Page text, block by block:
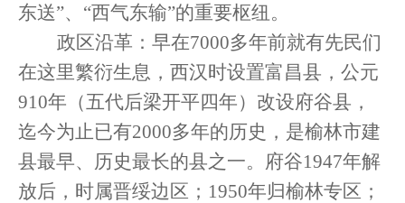
东送”、“西气东输”的重要枢纽。
政区沿革：早在7000多年前就有先民们
在这里繁衍生息，西汉时设置富昌县，公元
910年（五代后梁开平四年）改设府谷县，
迄今为止已有2000多年的历史，是榆林市建
县最早、历史最长的县之一。府谷1947年解
放后，时属晋绥边区；1950年归榆林专区；